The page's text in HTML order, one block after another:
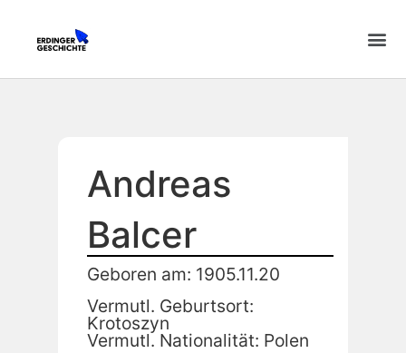
Andreas
Balcer
Geboren am: 1905.11.20
Vermutl. Geburtsort:
Krotoszyn
Vermutl. Nationalität: Polen